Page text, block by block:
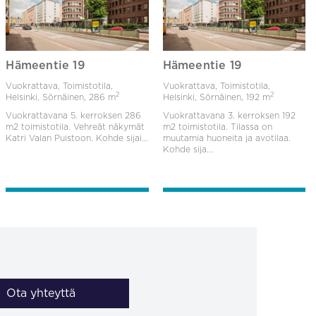
Hämeentie 19
Vuokrattava, Toimistotila,
Helsinki, Sörnäinen, 286 m2
Vuokrattavana 5. kerroksen 286
m2 toimistotila. Vehreät näkymät
Katri Valan Puistoon. Kohde sijai...
Hämeentie 19
Vuokrattava, Toimistotila,
Helsinki, Sörnäinen, 192 m2
Vuokrattavana 3. kerroksen 192
m2 toimistotila. Tilassa on
muutamia huoneita ja avotilaa.
Kohde sija...
Ota yhteyttä